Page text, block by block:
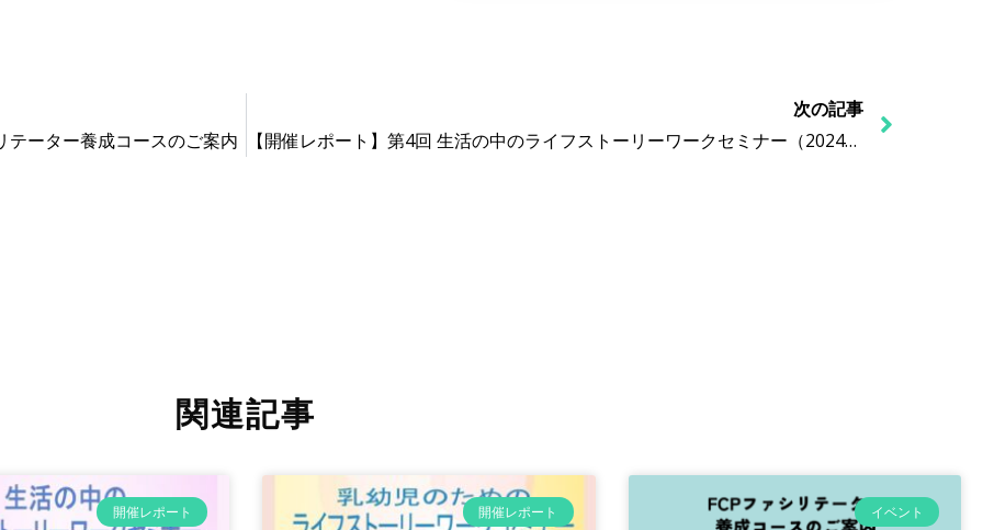
ーター養成コースのご案内
次の記事
【開催レポート】第4回 生活の中のライフストーリーワークセミナー（2024年6月25日開催）
関連記事
開催レポート 開催レポート イベント